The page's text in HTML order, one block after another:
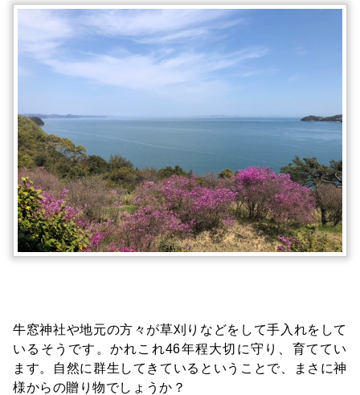
牛窓神社や地元の方々が草刈りなどをして手入れをして
いるそうです。かれこれ46年程大切に守り、育ててい
ます。自然に群生してきているということで、まさに神
様からの贈り物でしょうか？